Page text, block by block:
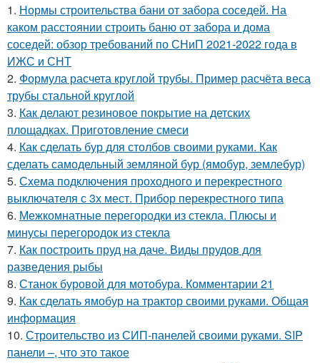
1. Нормы строительства бани от забора соседей. На
каком расстоянии строить баню от забора и дома
соседей: обзор требований по СНиП 2021-2022 года в
ИЖС и СНТ
2. Формула расчета круглой трубы. Пример расчёта веса
трубы стальной круглой
3. Как делают резиновое покрытие на детских
площадках. Приготовление смеси
4. Как сделать бур для столбов своими руками. Как
сделать самодельный земляной бур (ямобур, землебур)
5. Схема подключения проходного и перекрестного
выключателя с 3х мест. Прибор перекрестного типа
6. Межкомнатные перегородки из стекла. Плюсы и
минусы перегородок из стекла
7. Как построить пруд на даче. Виды прудов для
разведения рыбы
8. Станок буровой для мотобура. Комментарии 21
9. Как сделать ямобур на трактор своими руками. Общая
информация
10. Строительство из СИП-панелей своими руками. SIP
панели –, что это такое